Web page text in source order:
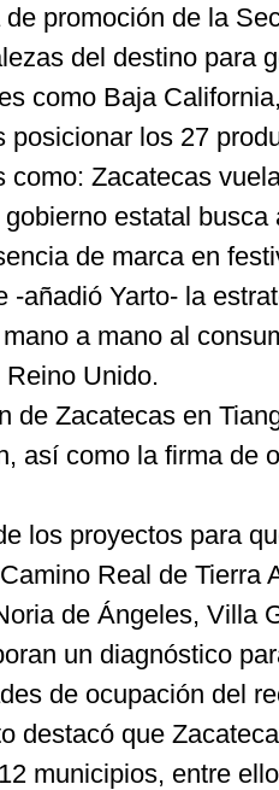
promoción de la
del destino para
como Baja
posicionar los 27
como: Zacatecas
estatal
de marca en
-añadió Yarto- la
a mano al
Unido.
de Zacatecas en
así como la firma de
los proyectos para
Real de Tierra
de Ángeles, Villa
un diagnóstico
de ocupación del
destacó que
municipios, entre